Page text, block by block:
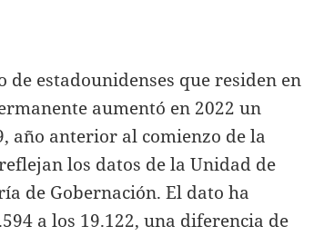
de estadounidenses que residen en
aumentó en 2022 un
año anterior al comienzo de la
los datos de la Unidad de
de Gobernación. El dato ha
a los 19.122, una diferencia de